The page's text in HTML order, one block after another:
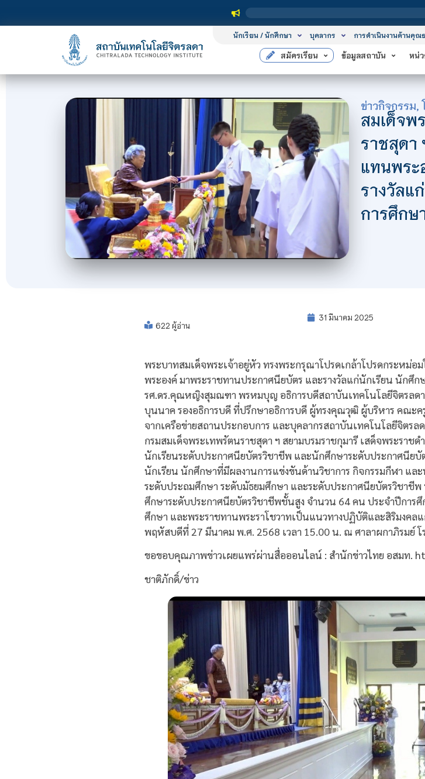
นักเรียน / นักศึกษา บุคลากร การดำเนินงานด้านคุณ
สมัครเรียน ข้อมูลสถาบัน หน่ว
ข่าวกิจกรรม,
สมเด็จพ
ราชสุดา
แทนพระ
รางวัลแ
การศึกษ
622 ผู้อ่าน
31 มีนาคม 2025
พระบาทสมเด็จพระเจ้าอยู่หัว ทรงพระกรุณาโปรดเกล้าโปรดกระหม่
พระองค์ มาพระราชทานประกาศนียบัตร และรางวัลแก่นักเรียน นักศึ
รศ.ดร.คุณหญิงสุมณฑา พรหมบุญ อธิการบดีสถาบันเทคโนโลยีจิตรลด
บุนนาค รองอธิการบดี ที่ปรึกษาอธิการบดี ผู้ทรงคุณวุฒิ ผู้บริหาร คณะ
จากเครือข่ายสถานประกอบการ และบุคลากรสถาบันเทคโนโลยีจิตร
กรมสมเด็จพระเทพรัตนราชสุดา ฯ สยามบรมราชกุมารี เสด็จพระราช
นักเรียนระดับประกาศนียบัตรวิชาชีพ และนักศึกษาระดับประกาศนียบั
นักเรียน นักศึกษาที่มีผลงานการแข่งขันด้านวิชาการ กิจกรรมกีฬา แ
ระดับประถมศึกษา ระดับมัธยมศึกษา และระดับประกาศนียบัตรวิชาชี
ศึกษาระดับประกาศนียบัตรวิชาชีพชั้นสูง จำนวน 64 คน ประจำปีการศึ
ศึกษา และพระราชทานพระราโชวาทเป็นแนวทางปฏิบัติและสิริมงค
พฤหัสบดีที่ 27 มีนาคม พ.ศ. 2568 เวลา 15.00 น. ณ ศาลาผกาภิรมย์ โ
ขอขอบคุณภาพข่าวเผยแพร่ผ่านสื่อออนไลน์ : สำนักข่าวไทย อสมท.
ชาติภักดิ์/ข่าว